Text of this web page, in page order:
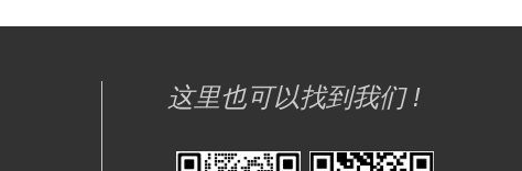
这里也可以找到我们 !